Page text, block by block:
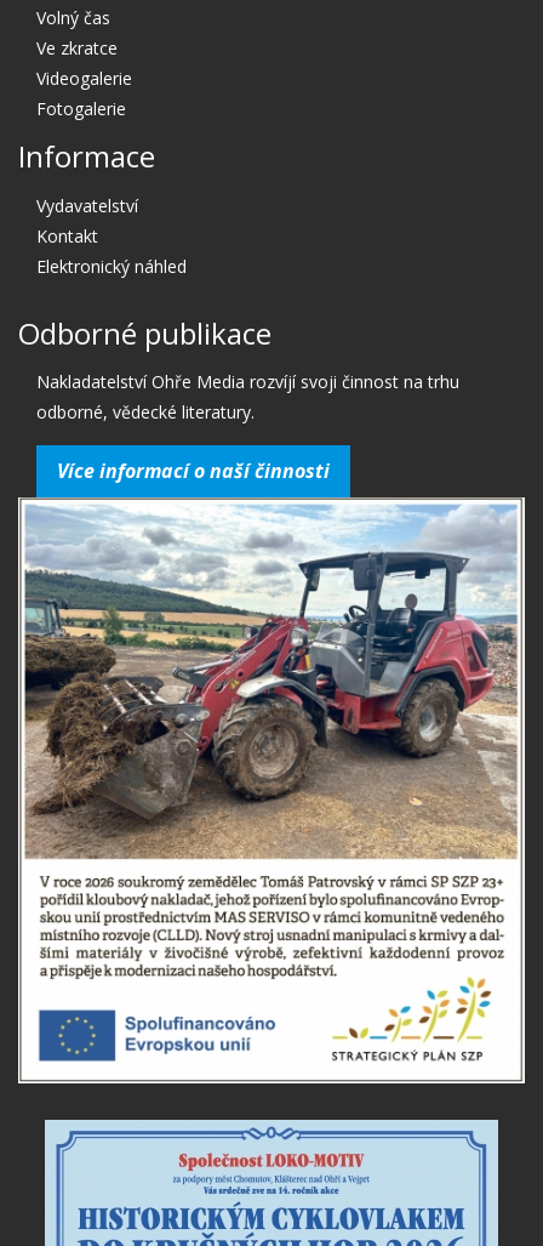
Volný čas
Ve zkratce
Videogalerie
Fotogalerie
Informace
Vydavatelství
Kontakt
Elektronický náhled
Odborné publikace
Nakladatelství Ohře Media rozvíjí svoji činnost na trhu
odborné, vědecké literatury.
Více informací o naší činnosti